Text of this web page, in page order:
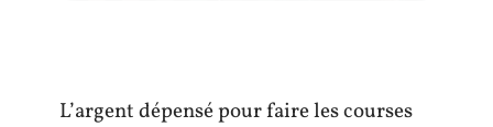
L’argent dépensé pour faire les courses